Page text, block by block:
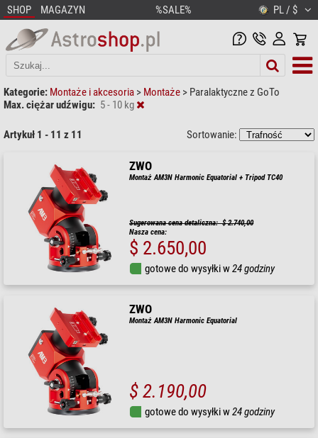
SHOP MAGAZYN %SALE% PL / $
Kategorie: Montaże i akcesoria > Montaże > Paralaktyczne z GoTo
Max. ciężar udźwigu: 5 - 10 kg
Artykuł 1 - 11 z 11 Sortowanie:
ZWO
Montaż AM3N Harmonic Equatorial + Tripod TC40
Sugerowana cena detaliczna: $ 2.740,00
Nasza cena:
$ 2.650,00
gotowe do wysyłki w24 godziny
ZWO
Montaż AM3N Harmonic Equatorial
$ 2.190,00
gotowe do wysyłki w24 godziny